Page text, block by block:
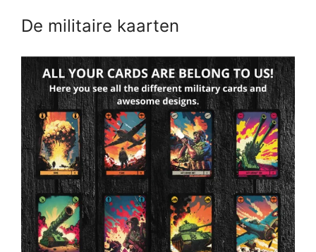
De militaire kaarten